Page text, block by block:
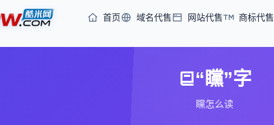
首页 域名代售 网站代售 商标代售
“矘”字
矘怎么读